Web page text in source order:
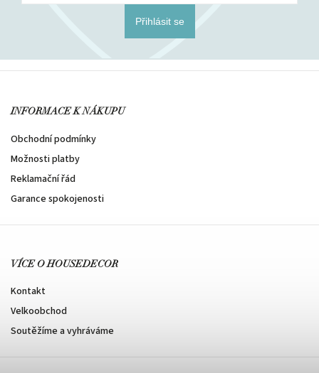
Přihlásit se
INFORMACE K NÁKUPU
Obchodní podmínky
Možnosti platby
Reklamační řád
Garance spokojenosti
VÍCE O HOUSEDECOR
Kontakt
Velkoobchod
Soutěžíme a vyhráváme